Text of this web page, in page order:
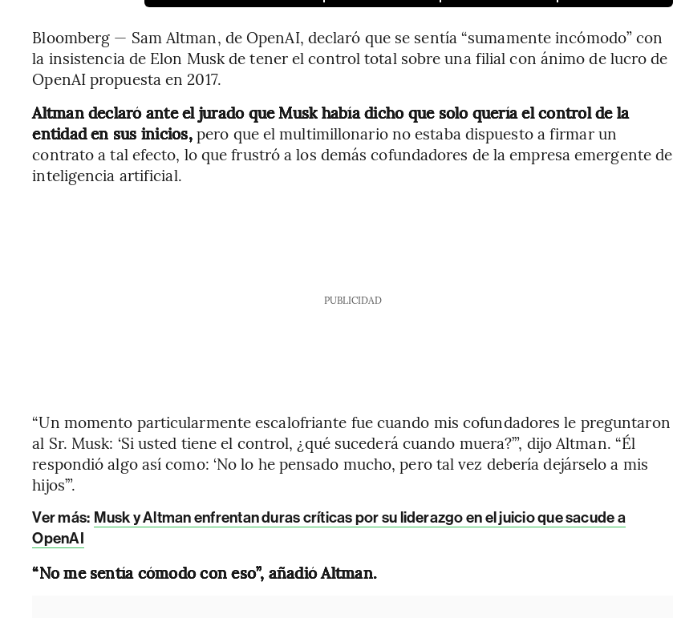
Bloomberg — Sam Altman, de OpenAI, declaró que se sentía “sumamente incómodo” con
la insistencia de Elon Musk de tener el control total sobre una filial con ánimo de lucro de
OpenAI propuesta en 2017.
Altman declaró ante el jurado que Musk había dicho que solo quería el control de la
entidad en sus inicios,pero que el multimillonario no estaba dispuesto a firmar un
contrato a tal efecto, lo que frustró a los demás cofundadores de la empresa emergente de
inteligencia artificial.
PUBLICIDAD
“Un momento particularmente escalofriante fue cuando mis cofundadores le preguntaron
al Sr. Musk: ‘Si usted tiene el control, ¿qué sucederá cuando muera?’”, dijo Altman. “Él
respondió algo así como: ‘No lo he pensado mucho, pero tal vez debería dejárselo a mis
hijos’”.
Ver más: Musk y Altman enfrentan duras críticas por su liderazgo en el juicio que sacude a
OpenAI
“No me sentía cómodo con eso”, añadió Altman.